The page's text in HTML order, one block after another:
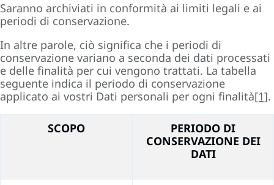
Saranno archiviati in conformità ai limiti legali e ai
periodi di conservazione.
In altre parole, ciò significa che i periodi di
conservazione variano a seconda dei dati processati
e delle finalità per cui vengono trattati. La tabella
seguente indica il periodo di conservazione
applicato ai vostri Dati personali per ogni finalità[1].
SCOPO
PERIODO DI
CONSERVAZIONE DEI
DATI